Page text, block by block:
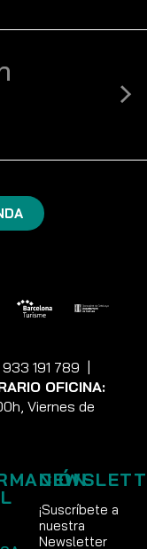
191 789 |
OFICINA:
Viernes de
¡Suscríbete a
nuestra
Newsletter